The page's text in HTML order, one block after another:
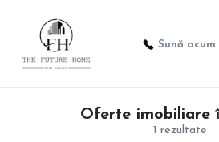
Sună acum
1 rezultate
Oferte imobiliare